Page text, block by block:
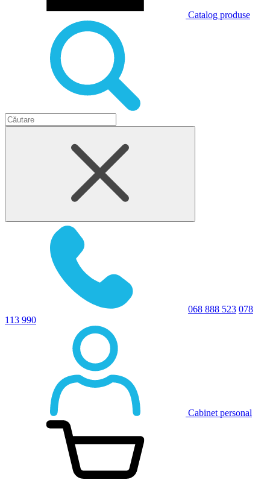
Catalog produse
068 888 523 078
113 990
Cabinet personal